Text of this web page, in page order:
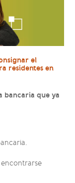
el
residentes en
bancaria que ya